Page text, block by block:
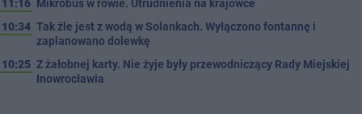
11:16 Mikrobus w rowie. Utrudnienia na krajówce
10:34 Tak źle jest z wodą w Solankach. Wyłączono fontannę i
zaplanowano dolewkę
10:25 Z żałobnej karty. Nie żyje były przewodniczący Rady Miejskiej
Inowrocławia